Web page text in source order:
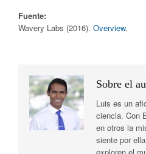
Fuente:
Wavery Labs (2016). Overview.
Sobre el
Luis es un
ciencia. Con
en otros la
siente por